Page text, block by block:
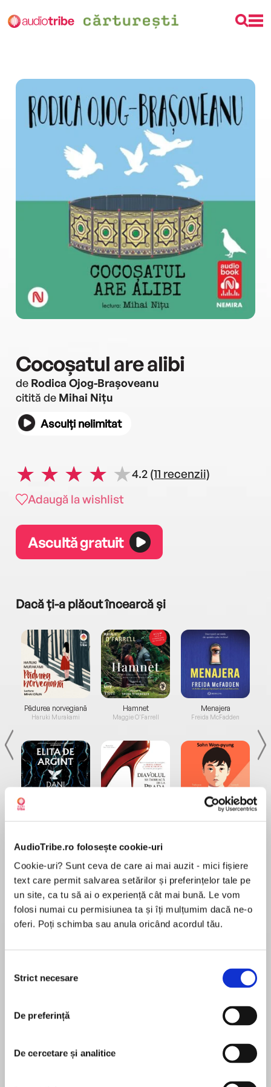
AudioTribe.ro folosește cookie-uri
Cookie-uri? Sunt ceva de care ai mai auzit - mici fișiere
text care permit salvarea setărilor și preferințelor tale pe
un site, ca tu să ai o experiență cât mai bună. Le vom
folosi numai cu permisiunea ta și îți mulțumim dacă ne-o
oferi. Poți schimba sau anula oricând acordul tău.
consimțământului
Strict necesare
De preferință
De cercetare și analitice
Cocoșatul are alibi
de Rodica Ojog-Brașoveanu
citită de Mihai Nițu
Asculți nelimitat
4.2 (11 recenzii)
Adaugă la wishlist
Ascultă gratuit
Dacă ți-a plăcut încearcă și
Pădurea norvegiană
Haruki Murakami
Hamnet
Maggie O'Farrell
Menajera
Freida McFadden
Desprecarte
Minciuni, crime, victime și criminali, o comoară
de o valoare inestimabilă și o anchetă condusă
cărei final o să vă ia cu totul și cu totul prin
scriitoricească a Rodicăi Ojog-Brașoveanu, cea
supranumită „Agatha Christie a României“
Editura Nemira
În acest moment nu există recenzii
pentru această carte